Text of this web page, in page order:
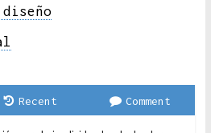
diseño
Recent Comment